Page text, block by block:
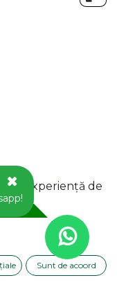
o experiență de
Sunt de acoord